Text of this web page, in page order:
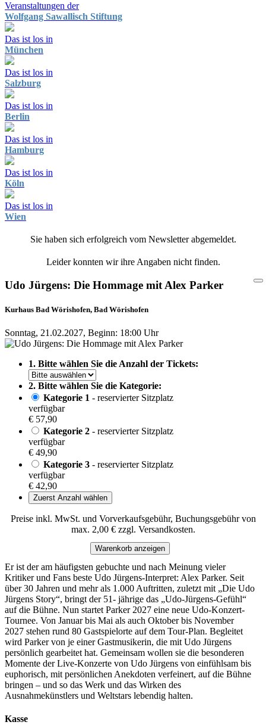
Veranstaltungen der
Wolfgang Sawallisch Stiftung
Das ist los in
München
Das ist los in
Salzburg
Das ist los in
Berlin
Das ist los in
Hamburg
Das ist los in
Köln
Das ist los in
Wien
Sie haben sich erfolgreich vom Newsletter abgemeldet.
Leider konnten wir ihre Angaben nicht finden.
Udo Jürgens: Die Hommage mit Alex Parker
Kurhaus Bad Wörishofen, Bad Wörishofen
Sonntag, 21.02.2027, Beginn: 18:00 Uhr
1. Bitte wählen Sie die Anzahl der Tickets:
2. Bitte wählen Sie die Kategorie:
Kategorie 1 - reservierter Sitzplatz
verfügbar
€ 57,90
Kategorie 2 - reservierter Sitzplatz
verfügbar
€ 49,90
Kategorie 3 - reservierter Sitzplatz
verfügbar
€ 42,90
Zuerst Anzahl wählen
Preise inkl. MwSt. und Vorverkaufsgebühr, Buchungsgebühr von
max. 2,00 € zzgl. Versandkosten.
Warenkorb anzeigen
Er ist der am häufigsten gebuchte und nach Meinung vieler
Kritiker und Fans beste Udo Jürgens-Interpret: Alex Parker. Seit
über 30 Jahren und mehr als 1.000 Auftritten, zuletzt mit „Die Udo
Jürgens Story“, bringt der 51- jährige das „Udo-Jürgens-Gefühl“
auf die Bühne. Nun startet Parker 2027 eine neue Udo-Konzert-
Tournee. Von Januar bis Mai als auch Oktober bis November
2027 stehen rund 80 Gastspielorte auf dem Tour-Plan. Begleitet
wird Parker von je einer Gastmusikerin, die mit Udo Jürgens
persönlich gearbeitet hat. Gemeinsam wollen sie die besonderen
Momente der Live-Konzerte von Udo Jürgens von einfühlsam bis
euphorisch, mit persönlichen Anekdoten verfeinert, auf die Bühne
bringen – und so das Werk und das Wirken des
Ausnahmekünstlers und Weltstars lebendig halten.
Kasse